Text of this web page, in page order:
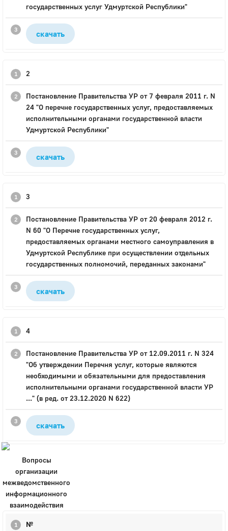
Город
Глазов
Официальный портал
муниципального
образования
История
Настоящее
Стратегия
Гостям
Жителям
Глава
государственных услуг Удмуртской Республики"
скачать
2
Постановление Правительства УР от 7 февраля 2011 г. N
24 "О перечне государственных услуг, предоставляемых
исполнительными органами государственной власти
Удмуртской Республики"
скачать
3
Постановление Правительства УР от 20 февраля 2012 г.
N 60 "О Перечне государственных услуг,
предоставляемых органами местного самоуправления в
Удмуртской Республике при осуществлении отдельных
государственных полномочий, переданных законами"
скачать
4
Постановление Правительства УР от 12.09.2011 г. N 324
"Об утверждении Перечня услуг, которые являются
необходимыми и обязательными для предоставления
исполнительными органами государственной власти УР
..." (в ред. от 23.12.2020 N 622)
скачать
Вопросы
организации
межведомственного
информационного
взаимодействия
№